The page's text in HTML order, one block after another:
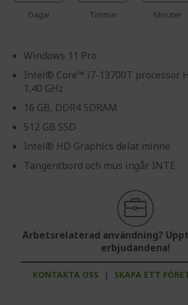
Dagar Timmar Minuter
Windows 11 Pro
Intel® Core™ i7-13700T processor
1,40 GHz
16 GB, DDR4 SDRAM
512 GB SSD
Intel® HD Graphics delat minne
Tangentbord och mus ingår INTE
Arbetsrelaterad användning?
erbjudandena!
KONTAKTA OSS | SKAPA ETT